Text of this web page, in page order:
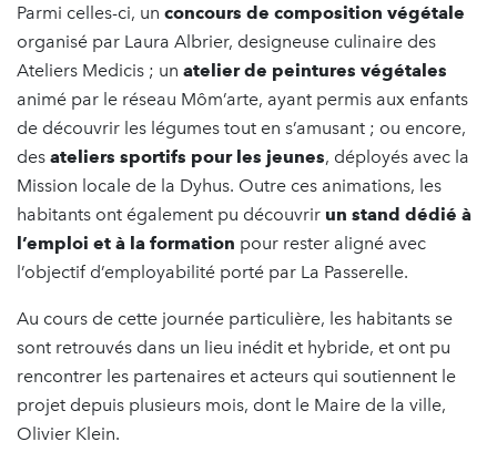
Parmi celles-ci, un concours de composition végétale
organisé par Laura Albrier, designeuse culinaire des
Ateliers Medicis ; un atelier de peintures végétales
animé par le réseau Môm’arte, ayant permis aux enfants
de découvrir les légumes tout en s’amusant ; ou encore,
des ateliers sportifs pour les jeunes, déployés avec la
Mission locale de la Dyhus. Outre ces animations, les
habitants ont également pu découvrir un stand dédié à
l’emploi et à la formation pour rester aligné avec
l’objectif d’employabilité porté par La Passerelle.
Au cours de cette journée particulière, les habitants se
sont retrouvés dans un lieu inédit et hybride, et ont pu
rencontrer les partenaires et acteurs qui soutiennent le
projet depuis plusieurs mois, dont le Maire de la ville,
Olivier Klein.